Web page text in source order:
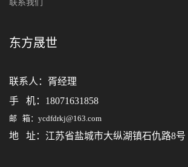
东方晟世
联系人： 胥经理
手 机：18071631858
邮 箱：ycdfdrkj@163.com
地 址：江苏省盐城市大纵湖镇石仇路8号